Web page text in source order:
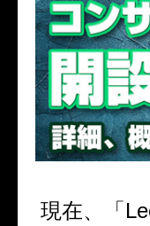
現在、「